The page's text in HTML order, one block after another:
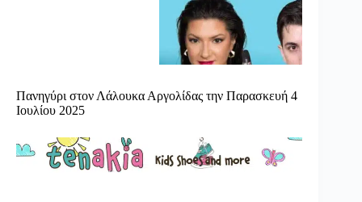
Πανηγύρι στον Λάλουκα Αργολίδας την Παρασκευή 4
Ιουλίου 2025